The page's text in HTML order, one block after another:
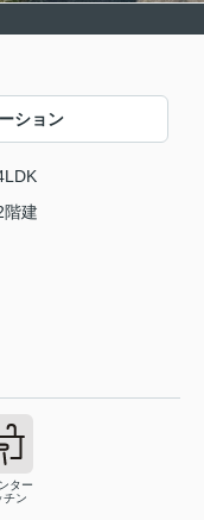
ション
階建
ター
チン